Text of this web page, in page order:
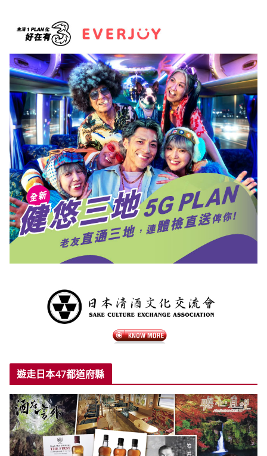
遊走日本47都道府縣